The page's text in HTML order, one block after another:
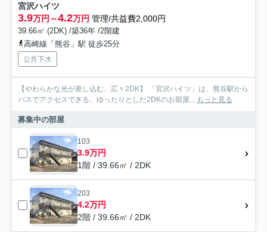
宮沢ハイツ
3.9万円～4.2万円 管理/共益費2,000円
39.66㎡ (2DK) /築36年 /2階建
高崎線「熊谷」駅 徒歩25分
公共下水
【やわらかな光が差し込む、広々2DK】 「宮沢ハイツ」は、熊谷駅から
バスでアクセスできる、ゆったりとした2DKのお部屋...
もっと見る
募集中の部屋
103
3.9万円
1階 / 39.66㎡ / 2DK
203
4.2万円
2階 / 39.66㎡ / 2DK